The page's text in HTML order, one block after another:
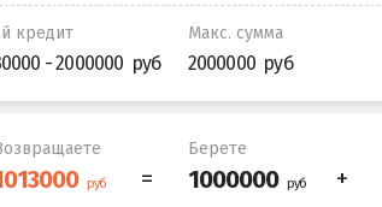
кредит
- 2000000
Макс. сумма
2000000
Берете